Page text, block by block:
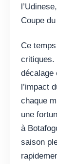
Coupe
Ce
critiques.
décalage
l’impact
chaque
une
à
saison